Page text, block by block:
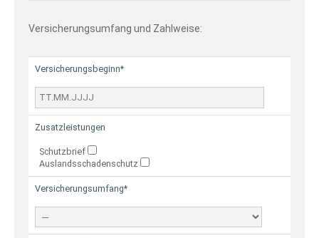
Versicherungsumfang und Zahlweise:
Versicherungsbeginn*
Zusatzleistungen
Schutzbrief
Auslandsschadenschutz
Versicherungsumfang*